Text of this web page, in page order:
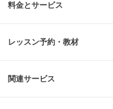
料金とサービス
レッスン予約・教材
関連サービス